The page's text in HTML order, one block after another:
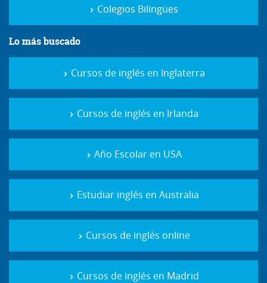
Colegios Bilingües
Lo más buscado
Cursos de inglés en Inglaterra
Cursos de inglés en Irlanda
Año Escolar en USA
Estudiar inglés en Australia
Cursos de inglés online
Cursos de inglés en Madrid